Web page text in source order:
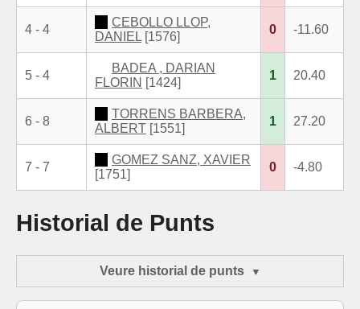
4 - 4
CEBOLLO LLOP,
DANIEL [1576]
0 -11.60
5 - 4
BADEA , DARIAN
FLORIN [1424]
1 20.40
6 - 8
TORRENS BARBERA,
ALBERT [1551]
1 27.20
7 - 7
GOMEZ SANZ, XAVIER
[1751]
0 -4.80
Historial de Punts
Veure historial de punts